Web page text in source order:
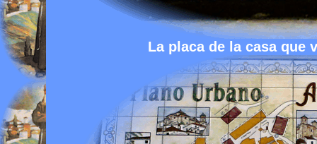
La placa de la casa que